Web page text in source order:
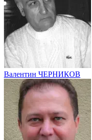
Валентин ЧЕРНИКОВ